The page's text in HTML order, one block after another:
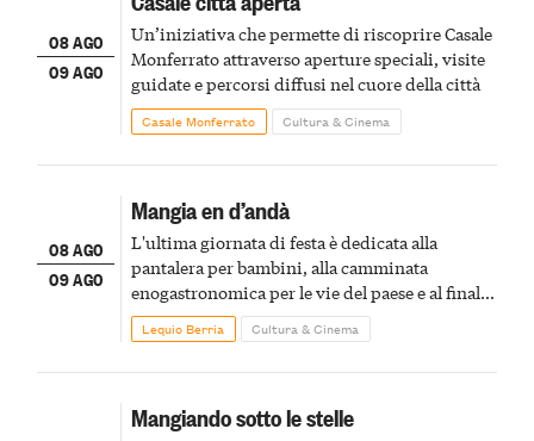
08 AGO
09 AGO
Un’iniziativa che permette di riscoprire Casale
Monferrato attraverso aperture speciali, visite
guidate e percorsi diffusi nel cuore della città
Casale Monferrato Cultura & Cinema
08 AGO
09 AGO
Mangia en d’andà
L'ultima giornata di festa è dedicata alla
pantalera per bambini, alla camminata
enogastronomica per le vie del paese e al finale
pirotecnico
Lequio Berria Cultura & Cinema
Mangiando sotto le stelle